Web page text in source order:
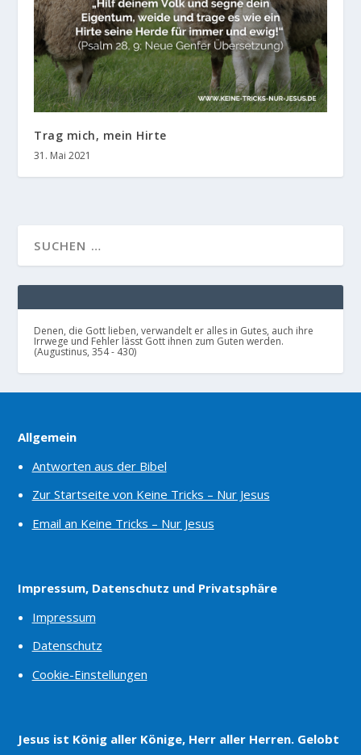
Trag mich, mein Hirte
31. Mai 2021
Denen, die Gott lieben, verwandelt er alles in Gutes, auch ihre
Irrwege und Fehler lässt Gott ihnen zum Guten werden.
(Augustinus, 354 - 430)
Allgemein
Antworten aus der Bibel
Zur Startseite von Keine Tricks – Nur Jesus
Email an Keine Tricks – Nur Jesus
Impressum, Datenschutz und Privatsphäre
Impressum
Datenschutz
Cookie-Einstellungen
Jesus ist König aller Könige, Herr aller Herren. Gelobt